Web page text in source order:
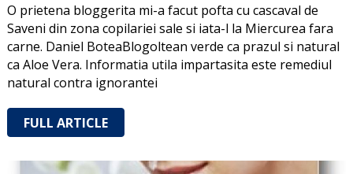
O prietena bloggerita mi-a facut pofta cu cascaval de
Saveni din zona copilariei sale si iata-l la Miercurea fara
carne. Daniel BoteaBlogoltean verde ca prazul si natural
ca Aloe Vera. Informatia utila impartasita este remediul
natural contra ignorantei
FULL ARTICLE